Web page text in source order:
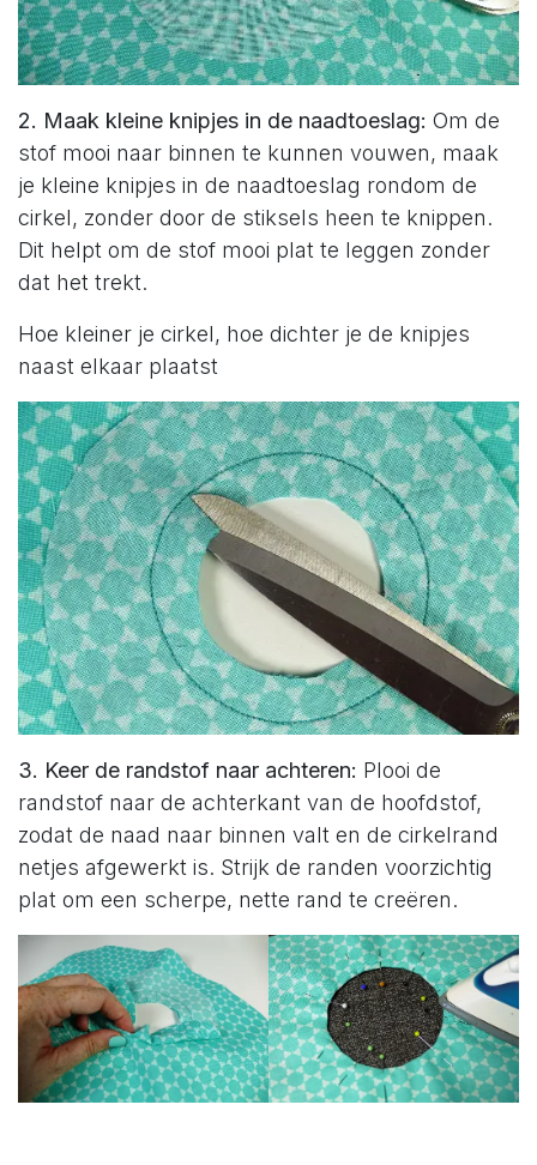
2. Maak kleine knipjes in de naadtoeslag: Om de
stof mooi naar binnen te kunnen vouwen, maak
je kleine knipjes in de naadtoeslag rondom de
cirkel, zonder door de stiksels heen te knippen.
Dit helpt om de stof mooi plat te leggen zonder
dat het trekt.
Hoe kleiner je cirkel, hoe dichter je de knipjes
naast elkaar plaatst
3. Keer de randstof naar achteren: Plooi de
randstof naar de achterkant van de hoofdstof,
zodat de naad naar binnen valt en de cirkelrand
netjes afgewerkt is. Strijk de randen voorzichtig
plat om een scherpe, nette rand te creëren.